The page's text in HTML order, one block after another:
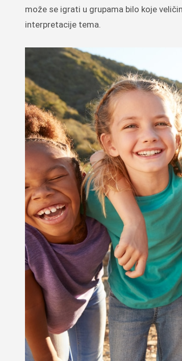
može se igrati u grupama bilo koje
interpretacije tema.